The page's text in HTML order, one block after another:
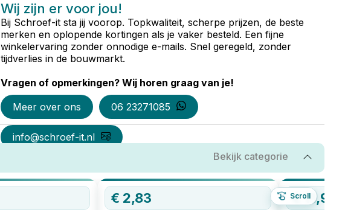
Wij zijn er voor jou!
Bij Schroef-it sta jij voorop. Topkwaliteit, scherpe prijzen, de beste
merken en oplopende kortingen als je vaker besteld. Een fijne
winkelervaring zonder onnodige e-mails. Snel geregeld, zonder
tijdverlies in de bouwmarkt.
Vragen of opmerkingen? Wij horen graag van je!
Meer over ons
06 23271085
info@schroef-it.nl
Bekijk categorie
Scroll
€ 2,83 €11,98